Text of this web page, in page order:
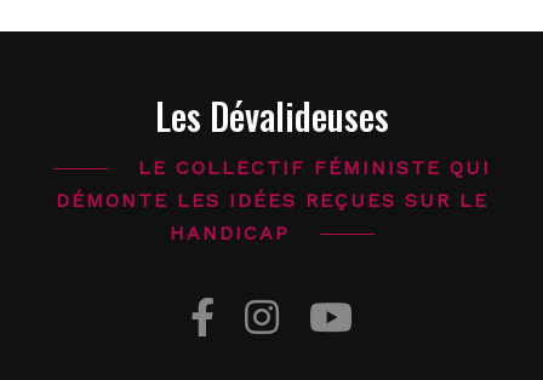
Les Dévalideuses
LE COLLECTIF FÉMINISTE QUI
DÉMONTE LES IDÉES REÇUES SUR LE
HANDICAP